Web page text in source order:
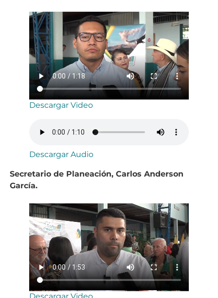
Descargar Video
Descargar Audio
Secretario de Planeación, Carlos Anderson
García.